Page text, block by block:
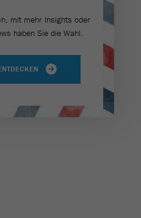
mit mehr Insights oder
haben Sie die Wahl.